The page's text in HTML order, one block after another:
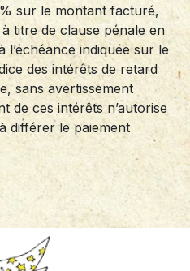
sur le montant facturé,
titre de clause pénale en
l’échéance indiquée sur le
des intérêts de retard
sans avertissement
de ces intérêts n’autorise
différer le paiement